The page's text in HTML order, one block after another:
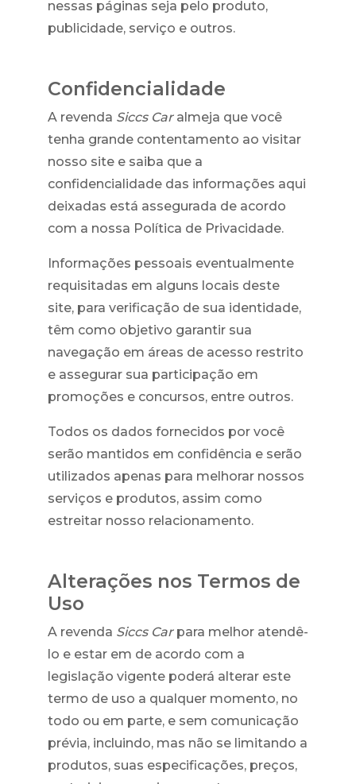
nessas páginas seja pelo produto,
publicidade, serviço e outros.
Confidencialidade
A revenda Siccs Caralmeja que você
tenha grande contentamento ao visitar
nosso site e saiba que a
confidencialidade das informações aqui
deixadas está assegurada de acordo
com a nossa Política de Privacidade.
Informações pessoais eventualmente
requisitadas em alguns locais deste
site, para verificação de sua identidade,
têm como objetivo garantir sua
navegação em áreas de acesso restrito
e assegurar sua participação em
promoções e concursos, entre outros.
Todos os dados fornecidos por você
serão mantidos em confidência e serão
utilizados apenas para melhorar nossos
serviços e produtos, assim como
estreitar nosso relacionamento.
Alterações nos Termos de
Uso
A revenda Siccs Carpara melhor atendê-
lo e estar em de acordo com a
legislação vigente poderá alterar este
termo de uso a qualquer momento, no
todo ou em parte, e sem comunicação
prévia, incluindo, mas não se limitando a
produtos, suas especificações, preços,